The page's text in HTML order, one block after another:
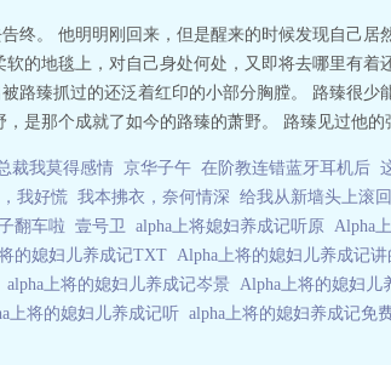
终。 他明明刚回来，但是醒来的时候发现自己
的地毯上，对自己身处何处，又即将去哪里有
路臻抓过的还泛着红印的小部分胸膛。 路臻很
是那个成就了如今的路臻的萧野。 路臻见过他
裁我莫得感情 京华子午 在阶教连错蓝牙耳机后
我好慌 我本拂衣，奈何情深 给我从新墙头上滚
翻车啦 壹号卫 alpha上将媳妇养成记听原 Alpha
的媳妇儿养成记TXT Alpha上将的媳妇儿养成记
alpha上将的媳妇儿养成记岑景 Alpha上将的媳妇儿
上将的媳妇儿养成记听 alpha上将的媳妇养成记免